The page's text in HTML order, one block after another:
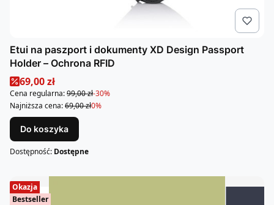
Etui na paszport i dokumenty XD Design Passport
Holder – Ochrona RFID
Cena promocyjna
69,00 zł
Cena regularna:99,00 zł-30%
Najniższa cena:69,00 zł0%
Do koszyka
Dostępność: Dostępne
Okazja
Bestseller